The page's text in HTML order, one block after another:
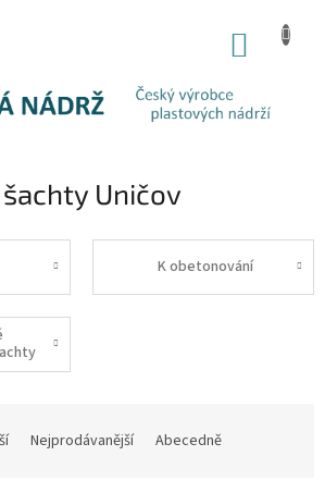
Uničov
K obetonování
Nejprodávanější Abecedně